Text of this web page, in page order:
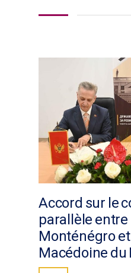
Accord sur le
parallèle entre
Monténégro
Macédoine du